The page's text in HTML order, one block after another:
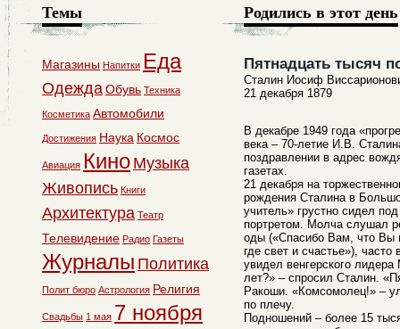
Родились в этот день
Пятнадцать тысяч
Сталин Иосиф
21 декабря 1879
В декабре 1949 года
века – 70-летие И.В.
поздравлении в адрес
газетах.
21 декабря на
рождения Сталина в
учитель» грустно сидел
портретом. Молча слушал
оды («Спасибо Вам, что Вы
где свет и счастье»),
увидел венгерского
лет?» – спросил Сталин.
Ракоши. «Комсомолец!» –
по плечу.
Подношений – более 15
Темы
Магазины Напитки Еда
ОдеждаОбувь Техника
Косметика Автомобили
Достижения Наука Космос
Авиация Кино Музыка
Живопись Книги
Архитектура Театр
Телевидение Радио Газеты
Журналы Политика
Полит бюро Астрология Религия
Свадьбы 1 мая 7 ноября